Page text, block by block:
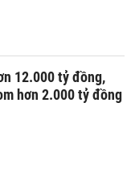
12.000 tỷ đồng,
hơn 2.000 tỷ đồng